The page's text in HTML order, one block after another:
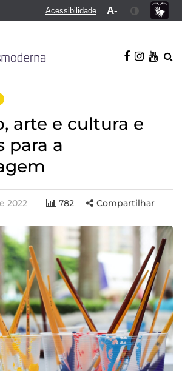
Acessibilidade A-
arte e cultura e
para a
2022 782 Compartilhar